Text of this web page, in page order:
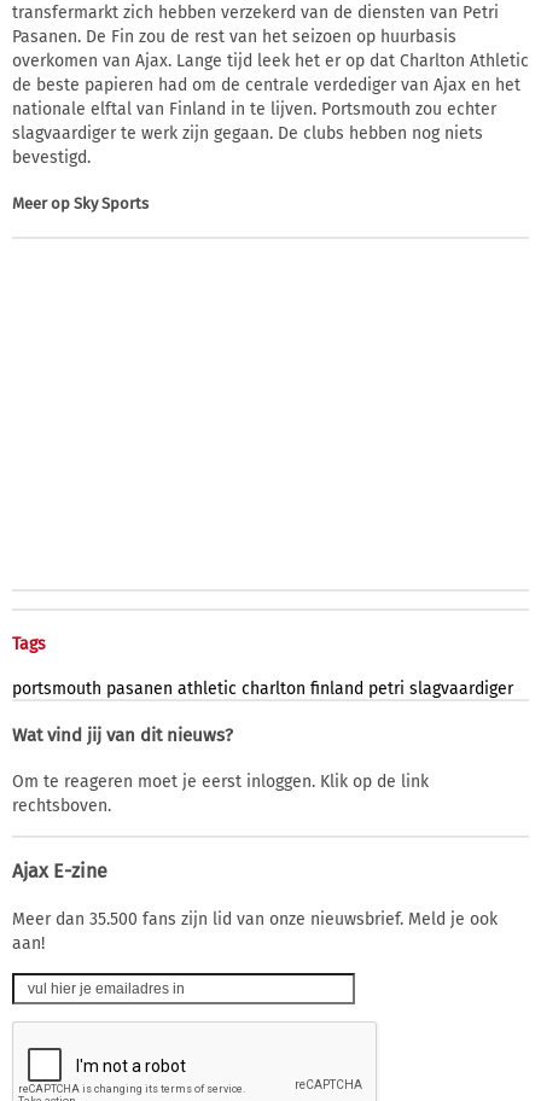
transfermarkt zich hebben verzekerd van de diensten van Petri
Pasanen. De Fin zou de rest van het seizoen op huurbasis
overkomen van Ajax. Lange tijd leek het er op dat Charlton Athletic
de beste papieren had om de centrale verdediger van Ajax en het
nationale elftal van Finland in te lijven. Portsmouth zou echter
slagvaardiger te werk zijn gegaan. De clubs hebben nog niets
bevestigd.
Meer op Sky Sports
Tags
portsmouth pasanen athletic charlton finland petri slagvaardiger
Wat vind jij van dit nieuws?
Om te reageren moet je eerst inloggen. Klik op de link
rechtsboven.
Ajax E-zine
Meer dan 35.500 fans zijn lid van onze nieuwsbrief. Meld je ook
aan!